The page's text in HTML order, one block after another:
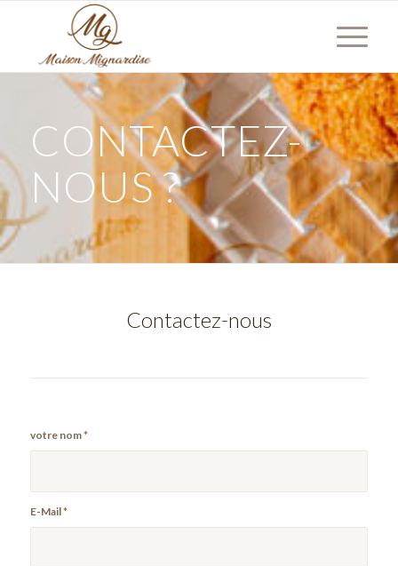
CONTACTEZ-
NOUS ?
Contactez-nous
votre nom*
E-Mail*